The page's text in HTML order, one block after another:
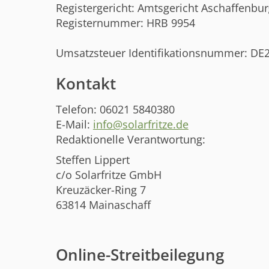
Registergericht: Amtsgericht
Registernummer: HRB 9954
Umsatzsteuer Identifikationsnummer:
Kontakt
Telefon: 06021 5840380
E-Mail: info@solarfritze.de
Redaktionelle Verantwortung:
Steffen Lippert
c/o Solarfritze GmbH
Kreuzäcker-Ring 7
63814 Mainaschaff
Online-Streitbeilegung